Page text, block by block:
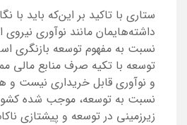
ستاری با تاکید بر این‌که باید با
داشته‌هایمان مانند نوآوری نیروی
نسبت به مفهوم توسعه بازنگری
توسعه با تکیه صرف منابع مالی
و نوآوری قابل خریداری نیست و
نسبت به توسعه، موجب شده
زیرزمینی در توسعه و پیشتازی